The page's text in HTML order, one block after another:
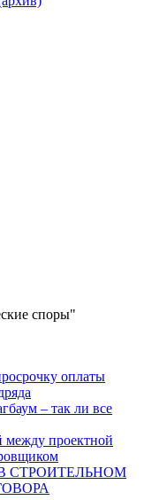
споры"
оплаты
– так ли все
между проектной
СТРОИТЕЛЬНОМ